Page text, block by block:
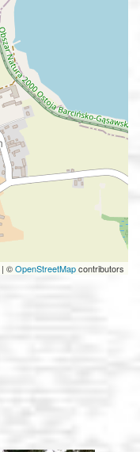
| ©OpenStreetMapcontributors